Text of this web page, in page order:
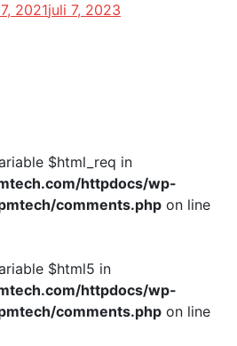
2021juli 7, 2023
$html_req in
httpdocs/wp-
comments.php on line
$html5 in
httpdocs/wp-
comments.php on line